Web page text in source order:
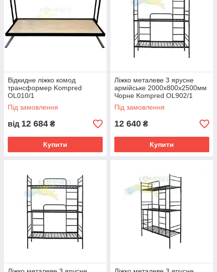
Відкидне ліжко комод
трансформер Kompred
OL010/1
Під замовлення
від 12 684 ₴
Купити
Ліжко металеве 3 ярусне
армійське 2000х800х2500мм
Чорне Kompred OL902/1
основа спального місця -
сітка
Під замовлення
12 640 ₴
Купити